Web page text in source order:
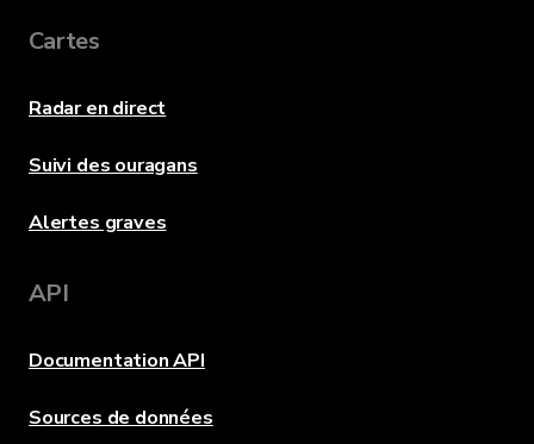
Cartes
Radar en direct
Suivi des ouragans
Alertes graves
API
Documentation API
Sources de données